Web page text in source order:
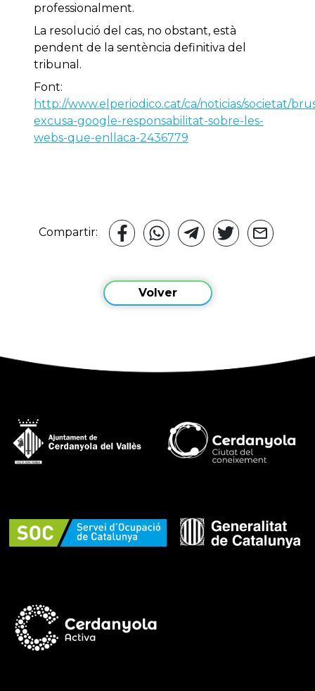
professionalment.
La resolució del cas, no obstant, està
pendent de la sentència definitiva del
tribunal.
Font:
http://www.elperiodico.cat/ca/noticias/societat/
excusa-google-responsabilitat-sobre-les-
webs-que-enllaca-2436779
Compartir:
Volver